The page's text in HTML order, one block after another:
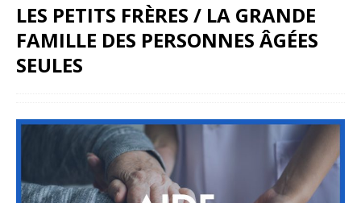
LES PETITS FRÈRES / LA GRANDE
FAMILLE DES PERSONNES ÂGÉES
SEULES